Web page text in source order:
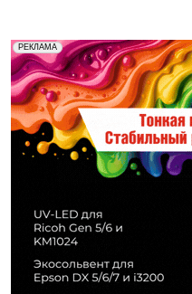
РЕКЛАМА
Реклама. Рекламодатель ООО
Печати" erid: 2SDnjd2d4Qz